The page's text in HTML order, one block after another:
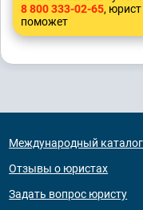
8 800 333-02-65,
поможет
Международный
Отзывы о юристах
Задать вопрос юристу